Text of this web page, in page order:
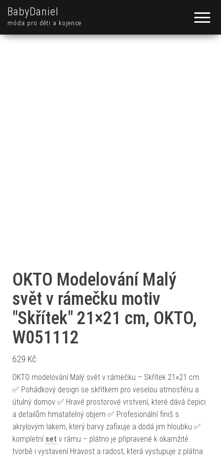
BabyDaniel
móda pro děti a kojence
OKTO Modelování Malý
svět v rámečku motiv
"Skřítek" 21×21 cm, OKTO,
W051112
629 Kč
OKTO modelování Malý svět v rámečku – Skřítek 21×21 cm
✅ Pohádkový design se skřítkem pro veselou atmosféru a
útulný domov ✅ Hravé prostorové vrstvení, které dává čepici
a detailům hmatatelný objem ✅ Profesionální finiš s
akrylovým lakem, který barvy zafixuje a dodá jim hloubku ✅
kompletní set v rámu – plátno je připravené k okamžité
tvorbě i vystavení Hravost a radost, která vystupuje z plátna: